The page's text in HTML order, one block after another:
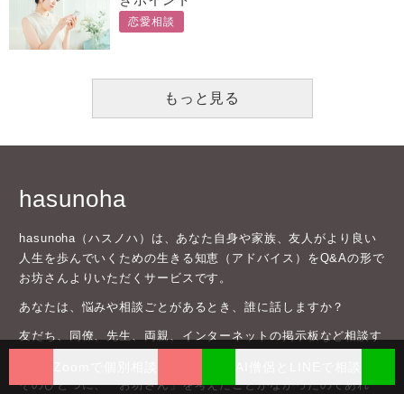
恋愛相談
もっと見る
hasunoha
hasunoha（ハスノハ）は、あなた自身や家族、友人がより良い
人生を歩んでいくための生きる知恵（アドバイス）をQ&Aの形で
お坊さんよりいただくサービスです。
あなたは、悩みや相談ごとがあるとき、誰に話しますか？
友だち、同僚、先生、両親、インターネットの掲示板など相談す
そのひとつに、「お坊さん」を考えたことがなかったのであれ